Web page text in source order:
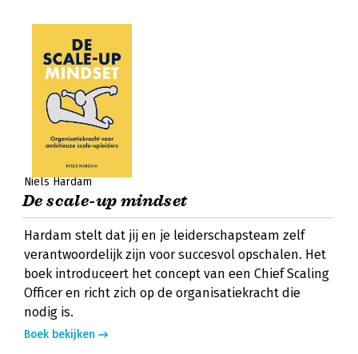
Niels Hardam
De scale-up mindset
Hardam stelt dat jij en je leiderschapsteam zelf
verantwoordelijk zijn voor succesvol opschalen. Het
boek introduceert het concept van een Chief Scaling
Officer en richt zich op de organisatiekracht die
nodig is.
Boek bekijken